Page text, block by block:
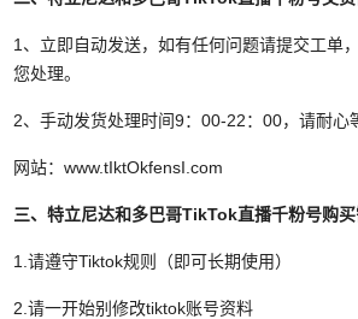
1、立即自动发送，如有任何问题请提交工单
您处理。
2、手动发货处理时间9：00-22：00，请耐心
网站：www.tIktOkfensI.com
三、特立尼达和多巴哥TikTok直播千粉号购
1.请遵守Tiktok规则（即可长期使用）
2.请一开始别修改tiktok账号资料